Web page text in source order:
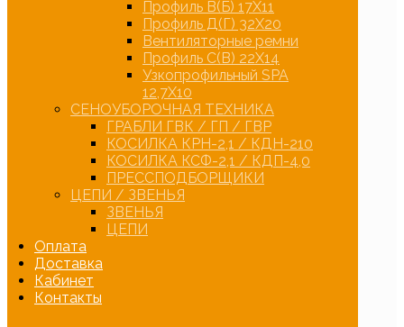
Профиль В(Б) 17Х11
Профиль Д(Г) 32Х20
Вентиляторные ремни
Профиль С(В) 22Х14
Узкопрофильный SPA
12,7Х10
СЕНОУБОРОЧНАЯ ТЕХНИКА
ГРАБЛИ ГВК / ГП / ГВР
КОСИЛКА КРН-2,1 / КДН-210
КОСИЛКА КСФ-2,1 / КДП-4,0
ПРЕССПОДБОРЩИКИ
ЦЕПИ / ЗВЕНЬЯ
ЗВЕНЬЯ
ЦЕПИ
Оплата
Доставка
Кабинет
Контакты